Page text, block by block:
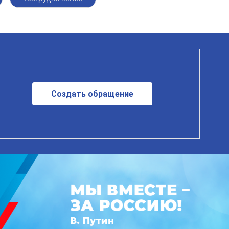
Создать обращение